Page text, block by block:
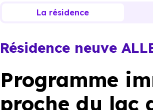
Résidence neuve
Programme
proche du lac
La résidence